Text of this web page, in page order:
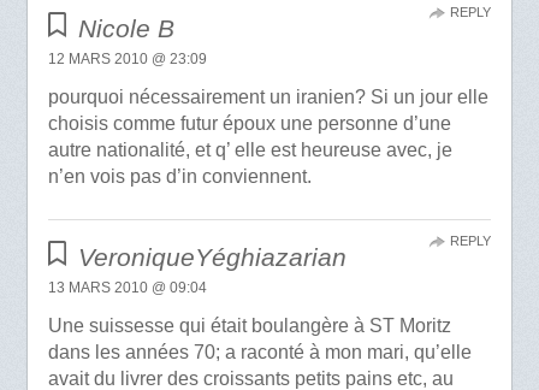
Nicole B
12 MARS 2010 @ 23:09
pourquoi nécessairement un iranien? Si un jour elle
choisis comme futur époux une personne d’une
autre nationalité, et q’ elle est heureuse avec, je
n’en vois pas d’in conviennent.
REPLY
VeroniqueYéghiazarian
13 MARS 2010 @ 09:04
Une suissesse qui était boulangère à ST Moritz
dans les années 70; a raconté à mon mari, qu’elle
avait du livrer des croissants petits pains etc, au
REPLY